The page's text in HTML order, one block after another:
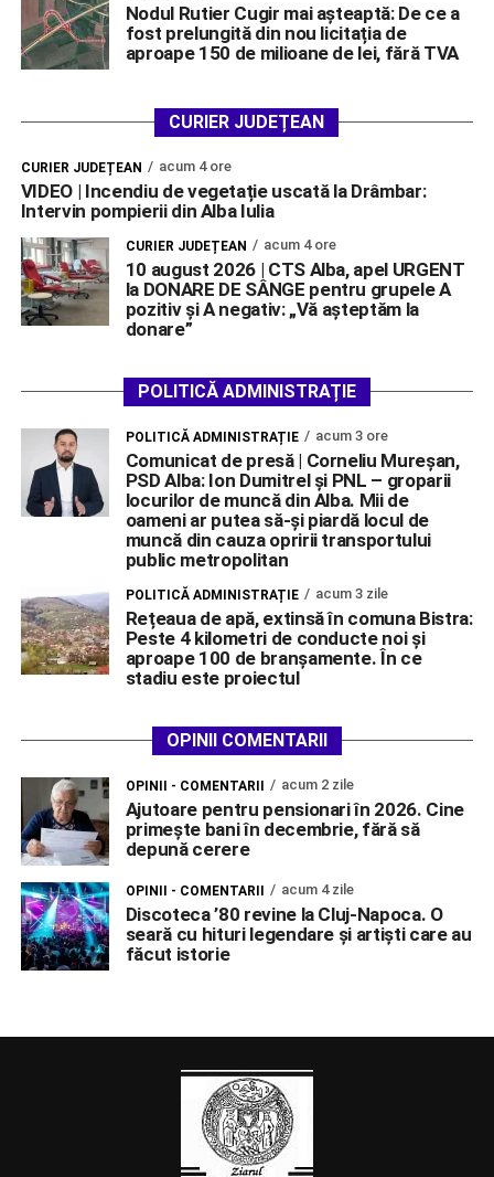
Nodul Rutier Cugir mai așteaptă: De ce a
fost prelungită din nou licitația de
aproape 150 de milioane de lei, fără TVA
CURIER JUDEȚEAN
CURIER JUDEȚEAN acum 4 ore
VIDEO | Incendiu de vegetație uscată la Drâmbar:
Intervin pompierii din Alba Iulia
CURIER JUDEȚEAN acum 4 ore
10 august 2026 | CTS Alba, apel URGENT
la DONARE DE SÂNGE pentru grupele A
pozitiv și A negativ: „Vă așteptăm la
donare”
POLITICĂ ADMINISTRAȚIE
POLITICĂ ADMINISTRAȚIE acum 3 ore
Comunicat de presă | Corneliu Mureșan,
PSD Alba: Ion Dumitrel și PNL – groparii
locurilor de muncă din Alba. Mii de
oameni ar putea să-și piardă locul de
muncă din cauza opririi transportului
public metropolitan
POLITICĂ ADMINISTRAȚIE acum 3 zile
Rețeaua de apă, extinsă în comuna Bistra:
Peste 4 kilometri de conducte noi și
aproape 100 de branșamente. În ce
stadiu este proiectul
OPINII COMENTARII
OPINII - COMENTARII acum 2 zile
Ajutoare pentru pensionari în 2026. Cine
primește bani în decembrie, fără să
depună cerere
OPINII - COMENTARII acum 4 zile
Discoteca ’80 revine la Cluj-Napoca. O
seară cu hituri legendare și artiști care au
făcut istorie